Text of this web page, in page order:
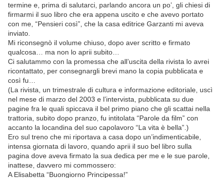
termine e, prima di salutarci, parlando ancora un po’, gli chiesi di
firmarmi il suo libro che era appena uscito e che avevo portato
con me, “Pensieri così”, che la casa editrice Garzanti mi aveva
inviato.
Mi riconsegnò il volume chiuso, dopo aver scritto e firmato
qualcosa… ma non lo aprii subito…
Ci salutammo con la promessa che all’uscita della rivista lo avrei
ricontattato, per consegnargli brevi mano la copia pubblicata e
così fu…
(La rivista, un trimestrale di cultura e informazione editoriale, uscì
nel mese di marzo del 2003 e l’intervista, pubblicata su due
pagine fra le quali spiccava il bel primo piano che gli scattai nella
trattoria, subito dopo pranzo, fu intitolata “Parole da film” con
accanto la locandina del suo capolavoro “La vita è bella”.)
Ero sul treno che mi riportava a casa dopo un’indimenticabile,
intensa giornata di lavoro, quando aprii il suo bel libro sulla
pagina dove aveva firmato la sua dedica per me e le sue parole,
inattese, davvero mi commossero:
A Elisabetta “Buongiorno Principessa!”